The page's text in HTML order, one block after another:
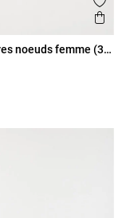
noeuds femme (36-